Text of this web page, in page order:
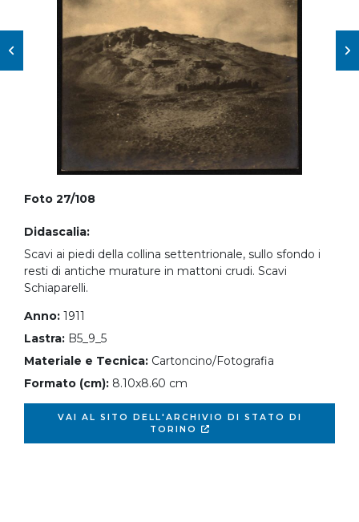
Foto 27/108
Didascalia:
Scavi ai piedi della collina settentrionale, sullo sfondo i
resti di antiche murature in mattoni crudi. Scavi
Schiaparelli.
Anno: 1911
Lastra: B5_9_5
Materiale e Tecnica: Cartoncino/Fotografia
Formato (cm): 8.10x8.60 cm
VAI AL SITO DELL'ARCHIVIO DI STATO DI
TORINO